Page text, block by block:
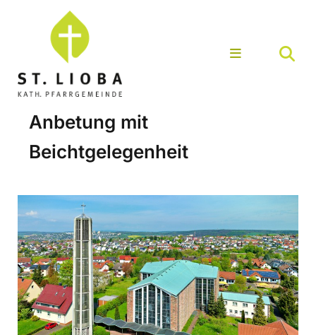
Anbetung mit
Beichtgelegenheit